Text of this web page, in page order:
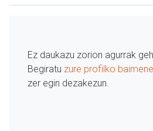
Ez daukazu zorion agurrak
Begiratu zure profilko
zer egin dezakezun.